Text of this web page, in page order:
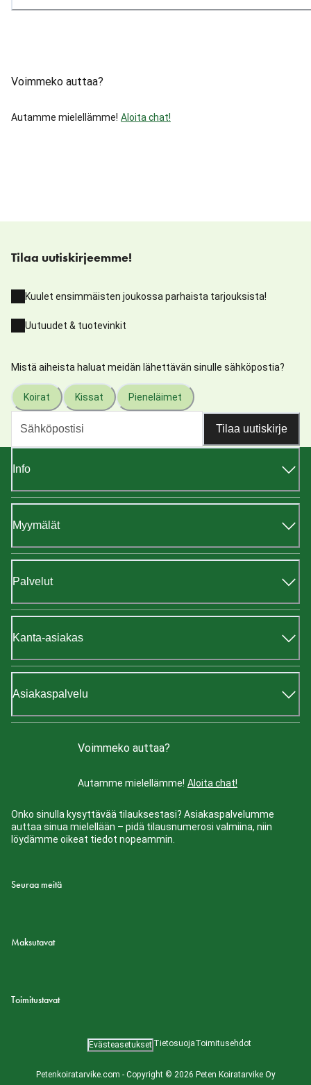
Voimmeko auttaa?
Autamme mielellämme! Aloita chat!
Tilaa uutiskirjeemme!
Kuulet ensimmäisten joukossa parhaista tarjouksista!
Uutuudet & tuotevinkit
Mistä aiheista haluat meidän lähettävän sinulle sähköpostia?
Koirat Kissat Pieneläimet
Tilaa uutiskirje
Info
Myymälät
Palvelut
Kanta-asiakas
Asiakaspalvelu
Voimmeko auttaa?
Autamme mielellämme! Aloita chat!
Onko sinulla kysyttävää tilauksestasi? Asiakaspalvelumme
auttaa sinua mielellään – pidä tilausnumerosi valmiina, niin
löydämme oikeat tiedot nopeammin.
Seuraa meitä
Maksutavat
Toimitustavat
Petenkoiratarvike.com - Copyright © 2026 Peten Koiratarvike Oy
Evästeasetukset TietosuojaToimitusehdot